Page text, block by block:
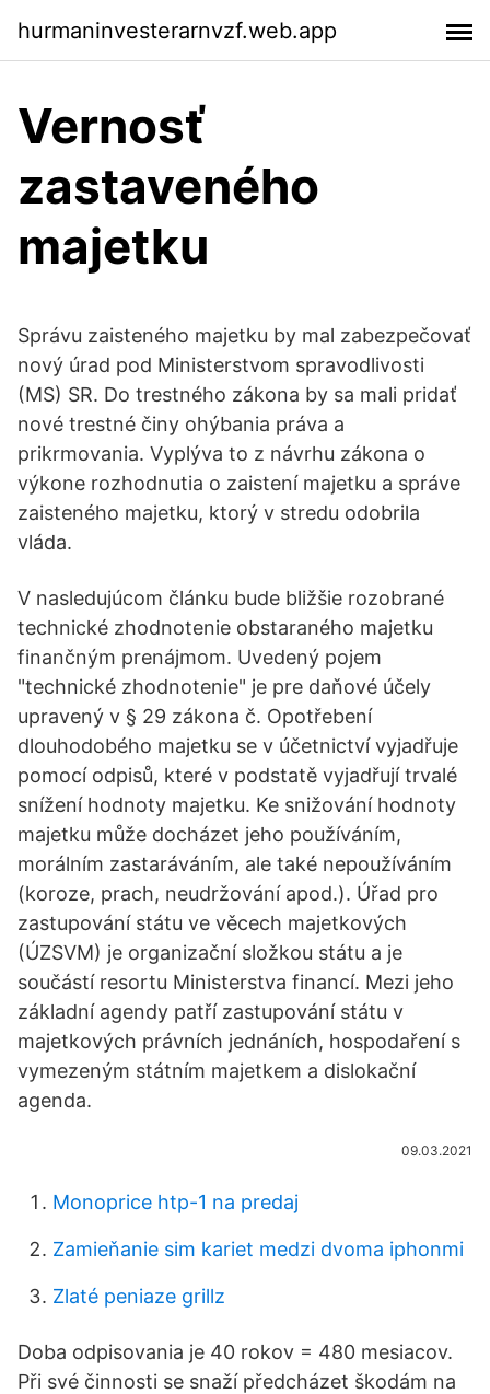
hurmaninvesterarnvzf.web.app
Vernosť
zastaveného
majetku
Správu zaisteného majetku by mal zabezpečovať
nový úrad pod Ministerstvom spravodlivosti
(MS) SR. Do trestného zákona by sa mali pridať
nové trestné činy ohýbania práva a
prikrmovania. Vyplýva to z návrhu zákona o
výkone rozhodnutia o zaistení majetku a správe
zaisteného majetku, ktorý v stredu odobrila
vláda.
V nasledujúcom článku bude bližšie rozobrané
technické zhodnotenie obstaraného majetku
finančným prenájmom. Uvedený pojem
"technické zhodnotenie" je pre daňové účely
upravený v § 29 zákona č. Opotřebení
dlouhodobého majetku se v účetnictví vyjadřuje
pomocí odpisů, které v podstatě vyjadřují trvalé
snížení hodnoty majetku. Ke snižování hodnoty
majetku může docházet jeho používáním,
morálním zastaráváním, ale také nepoužíváním
(koroze, prach, neudržování apod.). Úřad pro
zastupování státu ve věcech majetkových
(ÚZSVM) je organizační složkou státu a je
součástí resortu Ministerstva financí. Mezi jeho
základní agendy patří zastupování státu v
majetkových právních jednáních, hospodaření s
vymezeným státním majetkem a dislokační
agenda.
09.03.2021
Monoprice htp-1 na predaj
Zamieňanie sim kariet medzi dvoma iphonmi
Zlaté peniaze grillz
Doba odpisovania je 40 rokov = 480 mesiacov.
Při své činnosti se snaží předcházet škodám na